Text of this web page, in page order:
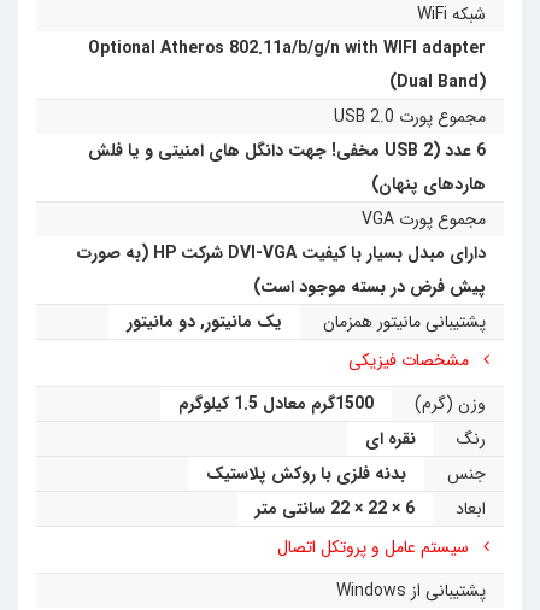
شبکه WiFi
Optional Atheros 802.11a/b/g/n with WIFI adapter
(Dual Band)
مجموع پورت USB 2.0
6 عدد (2 USB مخفی! جهت دانگل های امنیتی و یا فلش
هاردهای پنهان)
مجموع پورت VGA
دارای مبدل بسیار با کیفیت DVI-VGA شرکت HP (به صورت
پیش فرض در بسته موجود است)
پشتیبانی مانیتور همزمان
یک مانیتور,دو مانیتور
مشخصات فیزیکی
وزن (گرم)
1500گرم معادل 1.5 کیلوگرم
رنگ
نقره ای
جنس
بدنه فلزی با روکش پلاستیک
ابعاد
6 × 22 × 22 سانتی متر
سیستم عامل و پروتکل اتصال
پشتیبانی از Windows